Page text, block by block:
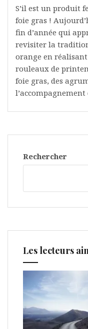
S’il est un produit
foie gras !
fin d’année qui
revisiter la
orange en
rouleaux de
foie gras, des
Rechercher
Les lecteurs